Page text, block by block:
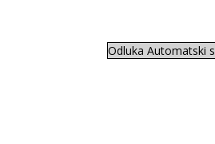
Odluka Automatski